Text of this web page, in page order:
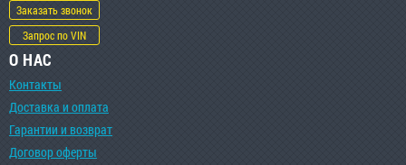
Заказать звонок
Запрос по VIN
О НАС
Контакты
Доставка и оплата
Гарантии и возврат
Договор оферты